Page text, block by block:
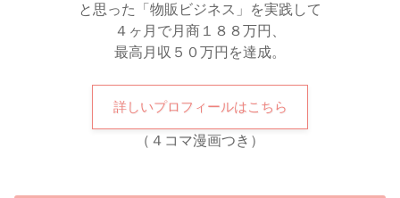
と思った「物販ビジネス」を実践して
４ヶ月で月商１８８万円、
最高月収５０万円を達成。
詳しいプロフィールはこちら
（４コマ漫画つき）